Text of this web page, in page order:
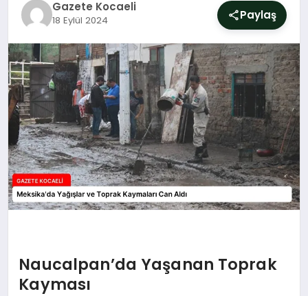
SIYASET
YAŞAM
DÜNYA
SAĞLIK
EĞITIM
Gazete Kocaeli
18 Eylül 2024 Paylaş
Naucalpan’da Yaşanan Toprak
Kayması